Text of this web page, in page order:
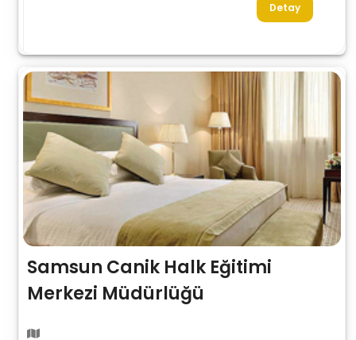
Detay
Samsun Canik Halk Eğitimi
Merkezi Müdürlüğü